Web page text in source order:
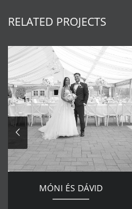
RELATED PROJECTS
MÓNI ÉS DÁVID